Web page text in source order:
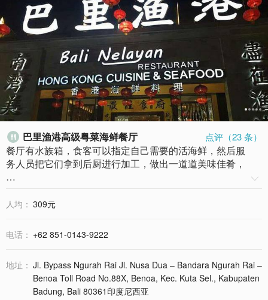
 巴里渔港高级粤菜海鲜餐厅 点评（23条）
餐厅有水族箱，食客可以指定自己需要的活海鲜，然后服
务人员把它们拿到后厨进行加工，做出一道道美味佳肴，
…

人均： 309元
电话： +62 851-0143-9222
地址： Jl. Bypass Ngurah Rai Jl. Nusa Dua – Bandara Ngurah Rai –
Benoa Toll Road No.88X, Benoa, Kec. Kuta Sel., Kabupaten
Badung, Bali 80361印度尼西亚